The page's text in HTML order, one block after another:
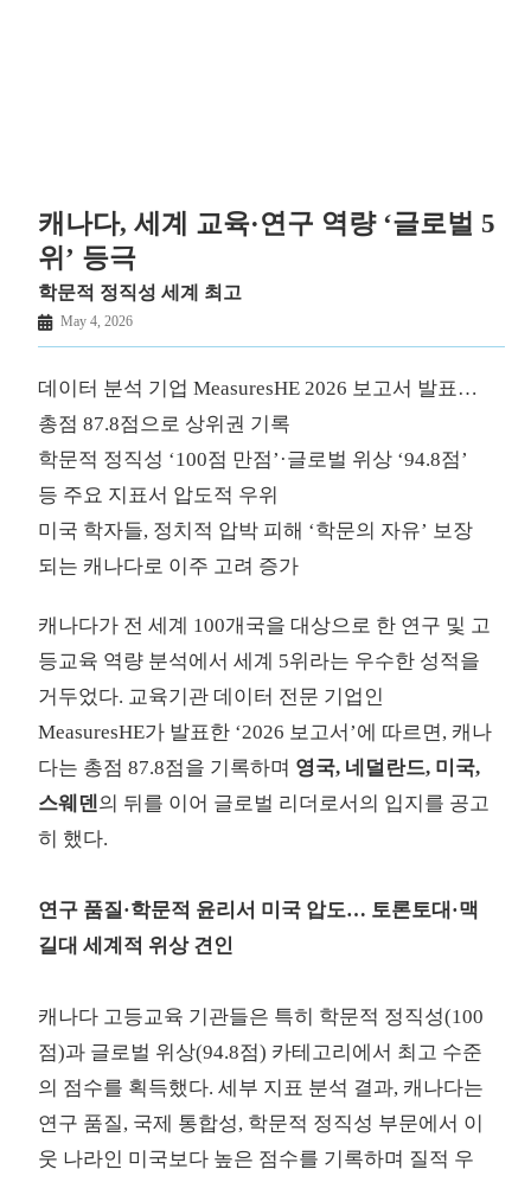
캐나다, 세계 교육·연구 역량 ‘글로벌 5
위’ 등극
학문적 정직성 세계 최고
May 4, 2026
데이터 분석 기업 MeasuresHE 2026 보고서 발표…
총점 87.8점으로 상위권 기록
학문적 정직성 ‘100점 만점’·글로벌 위상 ‘94.8점’
등 주요 지표서 압도적 우위
미국 학자들, 정치적 압박 피해 ‘학문의 자유’ 보장
되는 캐나다로 이주 고려 증가
캐나다가 전 세계 100개국을 대상으로 한 연구 및 고
등교육 역량 분석에서 세계 5위라는 우수한 성적을
거두었다. 교육기관 데이터 전문 기업인
MeasuresHE가 발표한 ‘2026 보고서’에 따르면, 캐나
다는 총점 87.8점을 기록하며 영국, 네덜란드, 미국,
스웨덴의 뒤를 이어 글로벌 리더로서의 입지를 공고
히 했다.
연구 품질·학문적 윤리서 미국 압도… 토론토대·맥
길대 세계적 위상 견인
캐나다 고등교육 기관들은 특히 학문적 정직성(100
점)과 글로벌 위상(94.8점) 카테고리에서 최고 수준
의 점수를 획득했다. 세부 지표 분석 결과, 캐나다는
연구 품질, 국제 통합성, 학문적 정직성 부문에서 이
웃 나라인 미국보다 높은 점수를 기록하며 질적 우